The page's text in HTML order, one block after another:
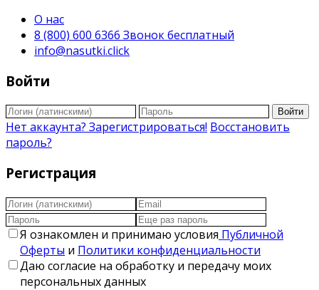
О нас
8 (800) 600 6366 Звонок бесплатный
info@nasutki.click
Войти
Войти
Нет аккаунта? Зарегистрироваться! Восстановить
пароль?
Регистрация
Я ознакомлен и принимаю условия Публичной
Оферты и Политики конфиденциальности
Даю согласие на обработку и передачу моих
персональных данных